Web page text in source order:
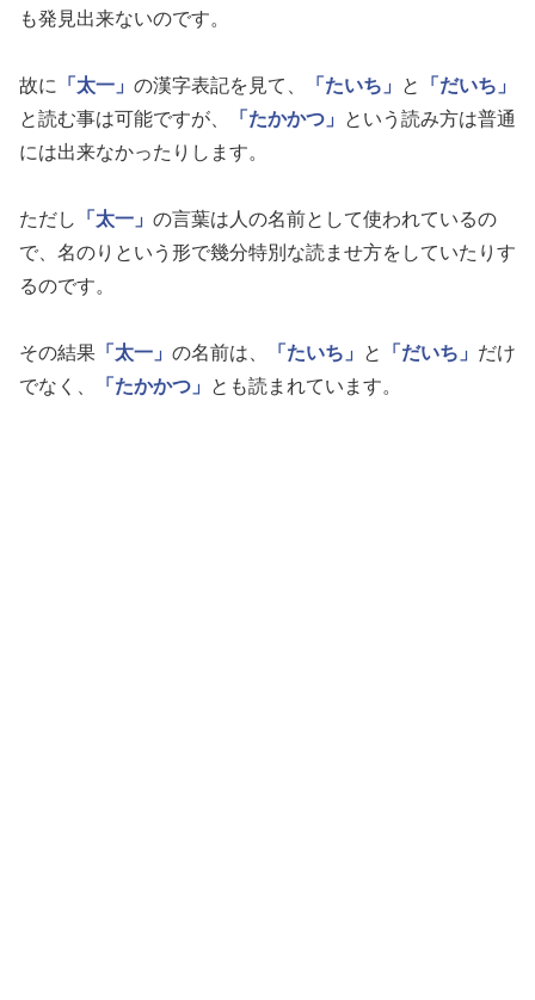
も発見出来ないのです。
故に 「太一」 の漢字表記を見て、 「たいち」 と
「だいち」
と読む事は可能ですが、
「たかかつ」
という読み方は普通
には出来なかったりします。
ただし 「太一」 の言葉は人の名前として使われているの
で、名のりという形で幾分特別な読ませ方をしていたりす
るのです。
その結果 「太一」 の名前は、 「たいち」 と 「だいち」 だけ
でなく、
「たかかつ」 とも読まれています。